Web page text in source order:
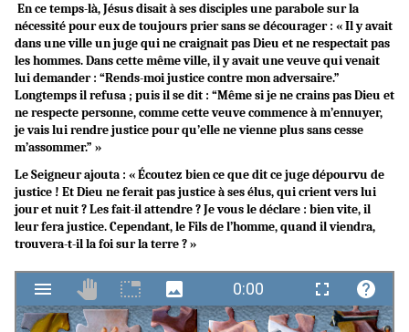
En ce temps-là, Jésus disait à ses disciples une parabole sur la
nécessité pour eux de toujours prier sans se décourager : « Il y avait
dans une ville un juge qui ne craignait pas Dieu et ne respectait pas
les hommes. Dans cette même ville, il y avait une veuve qui venait
lui demander : “Rends-moi justice contre mon adversaire.”
Longtemps il refusa ; puis il se dit : “Même si je ne crains pas Dieu et
ne respecte personne, comme cette veuve commence à m’ennuyer,
je vais lui rendre justice pour qu’elle ne vienne plus sans cesse
m’assommer.” »
Le Seigneur ajouta : « Écoutez bien ce que dit ce juge dépourvu de
justice ! Et Dieu ne ferait pas justice à ses élus, qui crient vers lui
jour et nuit ? Les fait-il attendre ? Je vous le déclare : bien vite, il
leur fera justice. Cependant, le Fils de l’homme, quand il viendra,
trouvera-t-il la foi sur la terre ? »